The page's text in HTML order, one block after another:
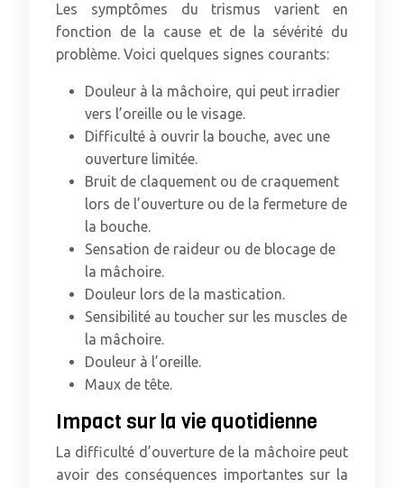
Les symptômes du trismus varient en
fonction de la cause et de la sévérité du
problème. Voici quelques signes courants:
Douleur à la mâchoire, qui peut irradier
vers l’oreille ou le visage.
Difficulté à ouvrir la bouche, avec une
ouverture limitée.
Bruit de claquement ou de craquement
lors de l’ouverture ou de la fermeture de
la bouche.
Sensation de raideur ou de blocage de
la mâchoire.
Douleur lors de la mastication.
Sensibilité au toucher sur les muscles de
la mâchoire.
Douleur à l’oreille.
Maux de tête.
Impact sur la vie quotidienne
La difficulté d’ouverture de la mâchoire peut
avoir des conséquences importantes sur la